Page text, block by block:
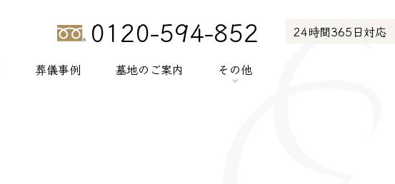
0120-594-852 24時間365日対応
葬儀事例 墓地のご案内 その他